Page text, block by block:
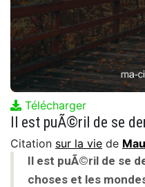
Télécharger
Citation sur la vie de
Il est puÃ©ril de se
choses et les